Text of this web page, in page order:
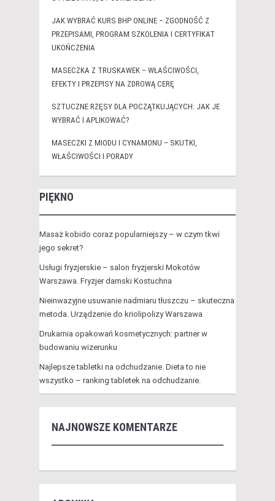
JAK WYBRAĆ KURS BHP ONLINE – ZGODNOŚĆ Z
PRZEPISAMI, PROGRAM SZKOLENIA I CERTYFIKAT
UKOŃCZENIA
MASECZKA Z TRUSKAWEK – WŁAŚCIWOŚCI,
EFEKTY I PRZEPISY NA ZDROWĄ CERĘ
SZTUCZNE RZĘSY DLA POCZĄTKUJĄCYCH: JAK JE
WYBRAĆ I APLIKOWAĆ?
MASECZKI Z MIODU I CYNAMONU – SKUTKI,
WŁAŚCIWOŚCI I PORADY
PIĘKNO
Masaż kobido coraz popularniejszy – w czym tkwi
jego sekret?
Usługi fryzjerskie – salon fryzjerski Mokotów
Warszawa. Fryzjer damski Kostuchna
Nieinwazyjne usuwanie nadmiaru tłuszczu – skuteczna
metoda. Urządzenie do kriolipolizy Warszawa
Drukarnia opakowań kosmetycznych: partner w
budowaniu wizerunku
Najlepsze tabletki na odchudzanie. Dieta to nie
wszystko – ranking tabletek na odchudzanie.
NAJNOWSZE KOMENTARZE